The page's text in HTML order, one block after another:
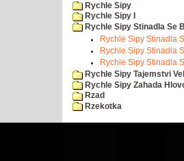
Rychle Sipy
Rychle Sipy I
Rychle Sipy Stinadla Se
Rychle Sipy Stinadla
Rychle Sipy Stinadla
Rychle Sipy Stinadla
Rychle Sipy Tajemstvi
Rychle Sipy Zahada
Rzad
Rzekotka